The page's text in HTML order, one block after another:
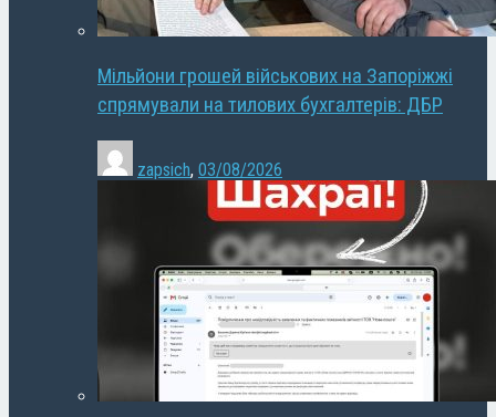
Мільйони грошей військових на Запоріжжі
спрямували на тилових бухгалтерів: ДБР
zapsich, 03/08/2026